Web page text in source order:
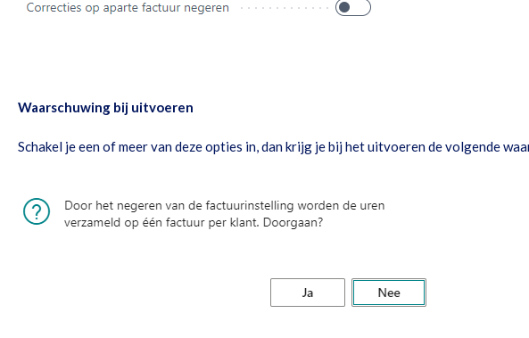
Waarschuwing bij uitvoeren
Schakel je een of meer van deze opties in, dan krijg je bij het uitvoeren de volgende